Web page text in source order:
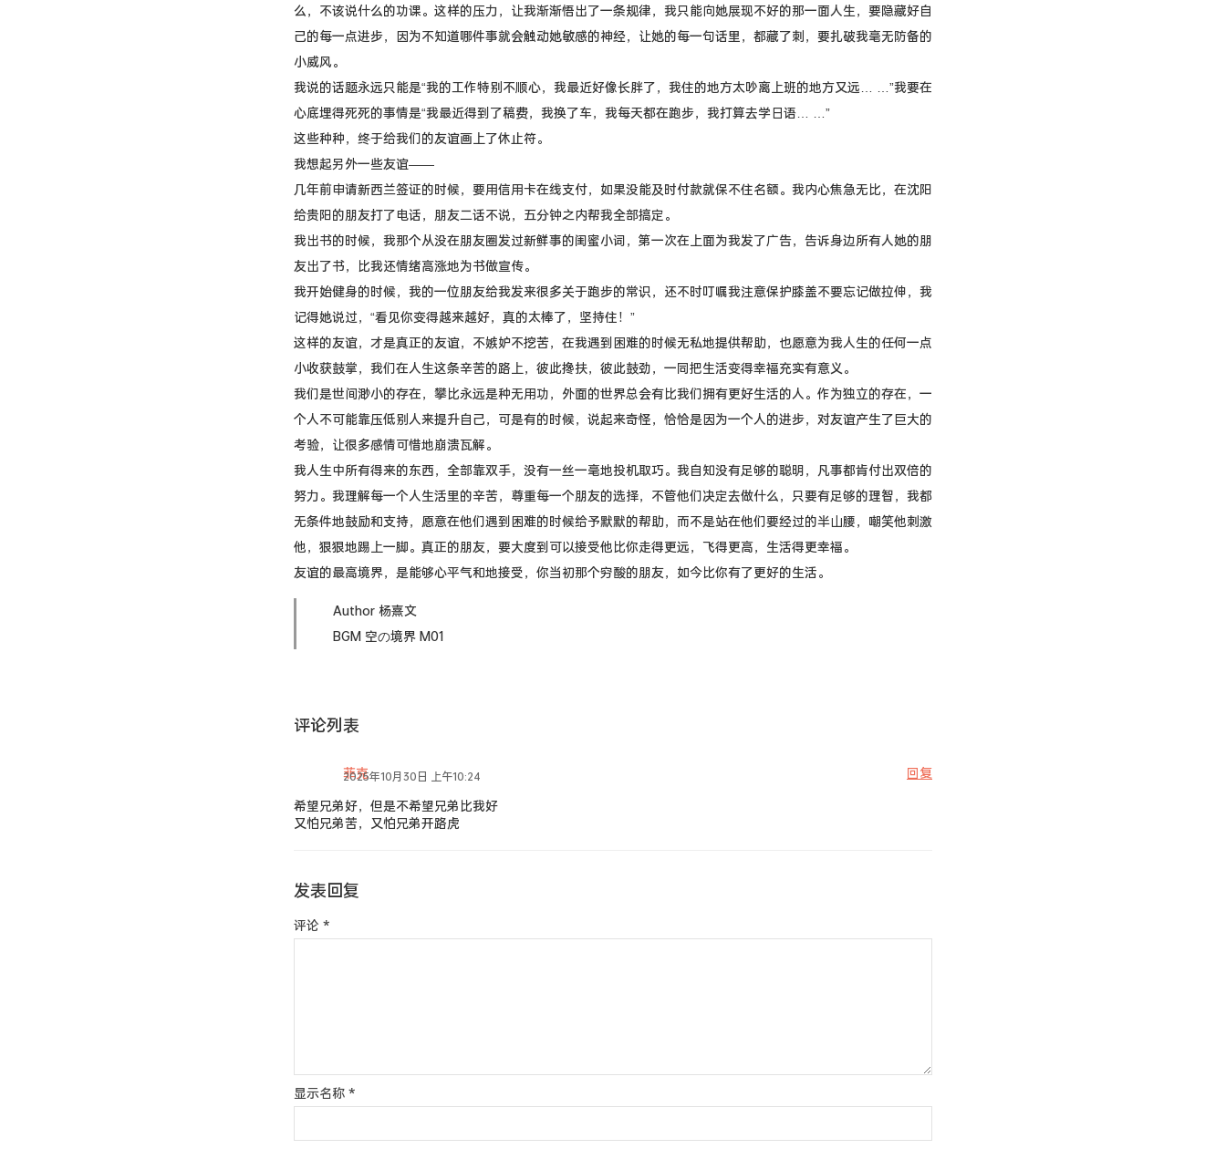
么，不该说什么的功课。这样的压力，让我渐渐悟出了一条规律，我只能向她展现不好的那一面人生，要隐藏好自
己的每一点进步，因为不知道哪件事就会触动她敏感的神经，让她的每一句话里，都藏了刺，要扎破我毫无防备的
小威风。
我说的话题永远只能是“我的工作特别不顺心，我最近好像长胖了，我住的地方太吵离上班的地方又远… …”我要在
心底埋得死死的事情是“我最近得到了稿费，我换了车，我每天都在跑步，我打算去学日语… …”
这些种种，终于给我们的友谊画上了休止符。
我想起另外一些友谊——
几年前申请新西兰签证的时候，要用信用卡在线支付，如果没能及时付款就保不住名额。我内心焦急无比，在沈阳
给贵阳的朋友打了电话，朋友二话不说，五分钟之内帮我全部搞定。
我出书的时候，我那个从没在朋友圈发过新鲜事的闺蜜小词，第一次在上面为我发了广告，告诉身边所有人她的朋
友出了书，比我还情绪高涨地为书做宣传。
我开始健身的时候，我的一位朋友给我发来很多关于跑步的常识，还不时叮嘱我注意保护膝盖不要忘记做拉伸，我
记得她说过，“看见你变得越来越好，真的太棒了，坚持住！”
这样的友谊，才是真正的友谊，不嫉妒不挖苦，在我遇到困难的时候无私地提供帮助，也愿意为我人生的任何一点
小收获鼓掌，我们在人生这条辛苦的路上，彼此搀扶，彼此鼓劲，一同把生活变得幸福充实有意义。
我们是世间渺小的存在，攀比永远是种无用功，外面的世界总会有比我们拥有更好生活的人。作为独立的存在，一
个人不可能靠压低别人来提升自己，可是有的时候，说起来奇怪，恰恰是因为一个人的进步，对友谊产生了巨大的
考验，让很多感情可惜地崩溃瓦解。
我人生中所有得来的东西，全部靠双手，没有一丝一毫地投机取巧。我自知没有足够的聪明，凡事都肯付出双倍的
努力。我理解每一个人生活里的辛苦，尊重每一个朋友的选择，不管他们决定去做什么，只要有足够的理智，我都
无条件地鼓励和支持，愿意在他们遇到困难的时候给予默默的帮助，而不是站在他们要经过的半山腰，嘲笑他刺激
他，狠狠地踢上一脚。真正的朋友，要大度到可以接受他比你走得更远，飞得更高，生活得更幸福。
友谊的最高境界，是能够心平气和地接受，你当初那个穷酸的朋友，如今比你有了更好的生活。
Author 杨熹文
BGM 空の境界 M01
评论列表
菲克
2025年10月30日 上午10:24
希望兄弟好，但是不希望兄弟比我好
又怕兄弟苦，又怕兄弟开路虎
回复
发表回复
评论 *
显示名称 *